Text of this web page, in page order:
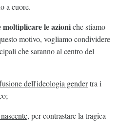
a cuore.
le azioniche stiamo
motivo, vogliamo condividere
che saranno al centro del
dell'ideologia gendertra i
, per contrastare la tragica